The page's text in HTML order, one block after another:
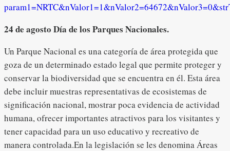
24 de agosto Día de los Parques Nacionales.
Un Parque Nacional es una categoría de área protegida que
goza de un determinado estado legal que permite proteger y
conservar la biodiversidad que se encuentra en él. Esta área
debe incluir muestras representativas de ecosistemas de
significación nacional, mostrar poca evidencia de actividad
humana, ofrecer importantes atractivos para los visitantes y
tener capacidad para un uso educativo y recreativo de
manera controlada.En la legislación se les denomina Áreas